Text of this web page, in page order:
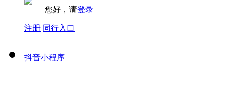
您好，请登录
注册 同行入口
抖音小程序